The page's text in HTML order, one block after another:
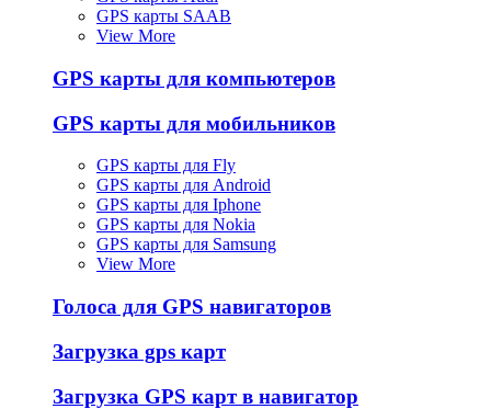
GPS карты SAAB
View More
GPS карты для компьютеров
GPS карты для мобильников
GPS карты для Fly
GPS карты для Android
GPS карты для Iphone
GPS карты для Nokia
GPS карты для Samsung
View More
Голоса для GPS навигаторов
Загрузка gps карт
Загрузка GPS карт в навигатор